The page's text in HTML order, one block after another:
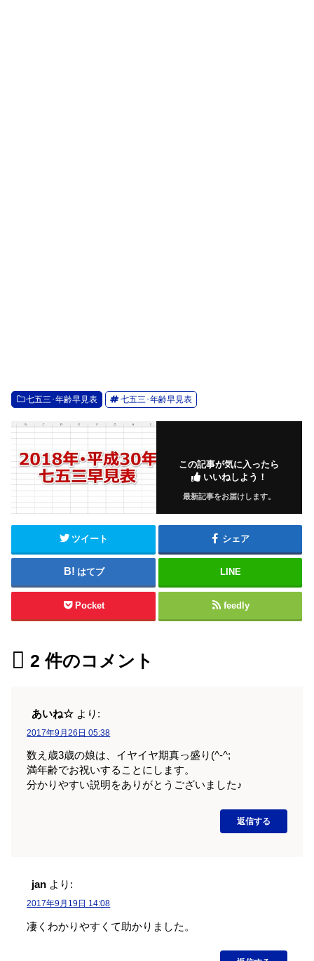
七五三･年齢早見表 七五三･年齢早見表
この記事が気に入ったら
いいねしよう！
最新記事をお届けします。
ツイート シェア
はてブ LINE
Pocket feedly
2 件のコメント
あいね☆ より:
2017年9月26日 05:38
数え歳3歳の娘は、イヤイヤ期真っ盛り(^-^;
満年齢でお祝いすることにします。
分かりやすい説明をありがとうございました♪
返信する
jan より:
2017年9月19日 14:08
凄くわかりやすくて助かりました。